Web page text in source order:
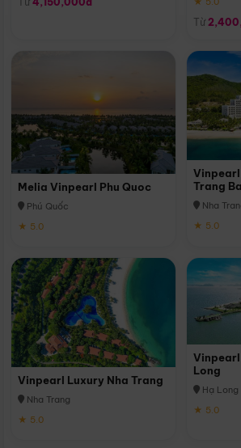
Từ
Melia Vinpearl Phu Quoc
Phú Quốc
★ 5.0
Vinpearl
Trang
Nha
★ 5.0
Vinpearl Luxury Nha Trang
Nha Trang
★ 5.0
Vinpearl
Long
Hạ Long
★ 5.0